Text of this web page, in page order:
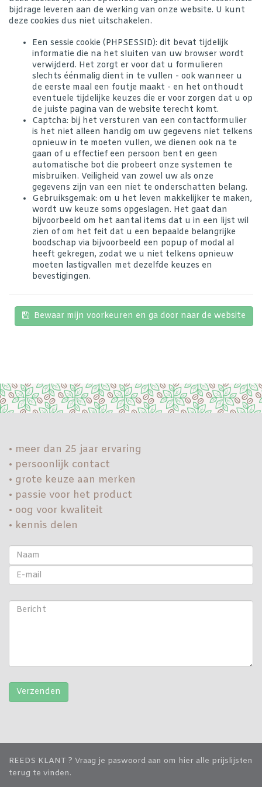
bijdrage leveren aan de werking van onze website. U kunt
deze cookies dus niet uitschakelen.
Een sessie cookie (PHPSESSID): dit bevat tijdelijk
informatie die na het sluiten van uw browser wordt
verwijderd. Het zorgt er voor dat u formulieren
slechts éénmalig dient in te vullen - ook wanneer u
de eerste maal een foutje maakt - en het onthoudt
eventuele tijdelijke keuzes die er voor zorgen dat u op
de juiste pagina van de website terecht komt.
Captcha: bij het versturen van een contactformulier
is het niet alleen handig om uw gegevens niet telkens
opnieuw in te moeten vullen, we dienen ook na te
gaan of u effectief een persoon bent en geen
automatische bot die probeert onze systemen te
misbruiken. Veiligheid van zowel uw als onze
gegevens zijn van een niet te onderschatten belang.
Gebruiksgemak: om u het leven makkelijker te maken,
wordt uw keuze soms opgeslagen. Het gaat dan
bijvoorbeeld om het aantal items dat u in een lijst wil
zien of om het feit dat u een bepaalde belangrijke
boodschap via bijvoorbeeld een popup of modal al
heeft gekregen, zodat we u niet telkens opnieuw
moeten lastigvallen met dezelfde keuzes en
bevestigingen.
Bewaar mijn voorkeuren en ga door naar de website
• meer dan 25 jaar ervaring
• persoonlijk contact
• grote keuze aan merken
• passie voor het product
• oog voor kwaliteit
• kennis delen
REEDS KLANT ? Vraag je paswoord aan om hier alle prijslijsten
terug te vinden.